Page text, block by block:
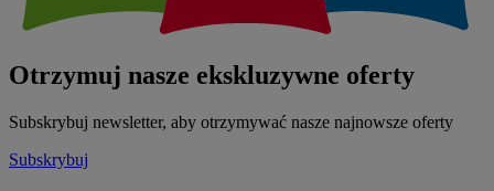
Otrzymuj nasze ekskluzywne oferty
Subskrybuj newsletter, aby otrzymywać nasze najnowsze oferty
Subskrybuj